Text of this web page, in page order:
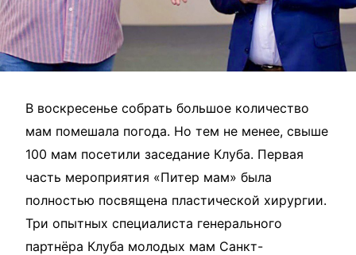
В воскресенье собрать большое количество
мам помешала погода. Но тем не менее, свыше
100 мам посетили заседание Клуба. Первая
часть мероприятия «Питер мам» была
полностью посвящена пластической хирургии.
Три опытных специалиста генерального
партнёра Клуба молодых мам Санкт-